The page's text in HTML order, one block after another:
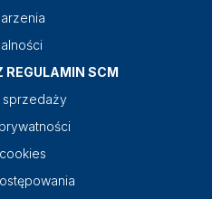
REGULAMIN SCM
sprzedaży